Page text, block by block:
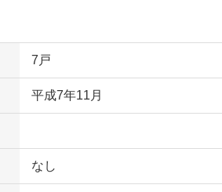
7戸
平成7年11月
なし